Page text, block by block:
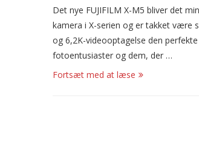
Det nye FUJIFILM X-M5 bliver det
kamera i X-serien og er takket være
og 6,2K-videooptagelse den
fotoentusiaster og dem, der …
Fortsæt med at læse